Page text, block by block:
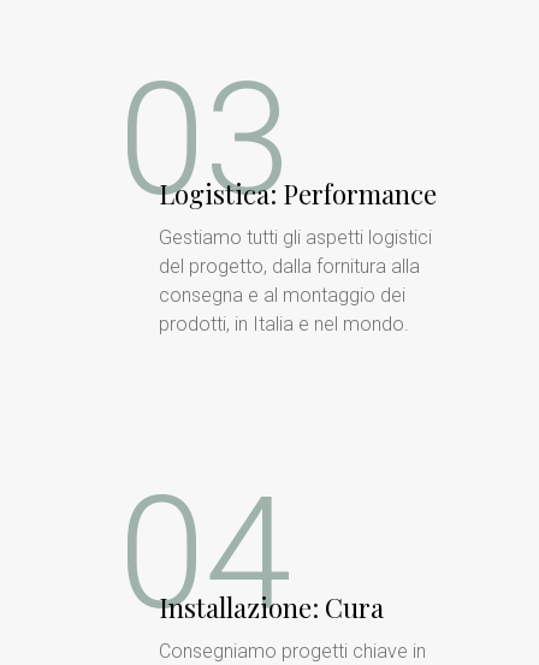
03
Logistica: Performance
Gestiamo tutti gli aspetti logistici
del progetto, dalla fornitura alla
consegna e al montaggio dei
prodotti, in Italia e nel mondo.
04
Installazione: Cura
Consegniamo progetti chiave in